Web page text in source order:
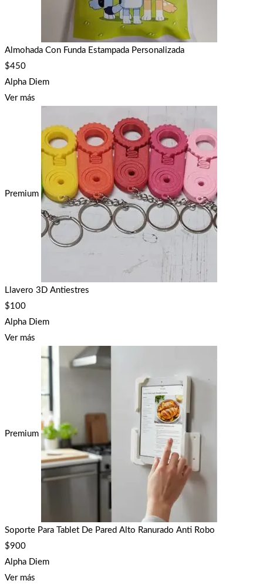
Almohada Con Funda Estampada Personalizada
$450
Alpha Diem
Ver más
Premium
Llavero 3D Antiestres
$100
Alpha Diem
Ver más
Premium
Soporte Para Tablet De Pared Alto Ranurado Anti Robo
$900
Alpha Diem
Ver más